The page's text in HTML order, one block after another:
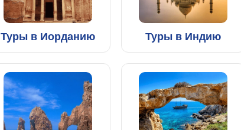
Туры в Иорданию Туры в Индию